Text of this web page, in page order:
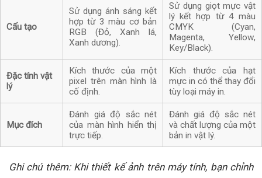
Cấu tạo
Sử dụng ánh sáng kết
hợp từ 3 màu cơ bản
RGB (Đỏ, Xanh lá,
Xanh dương).
Sử dụng giọt mực vật
lý kết hợp từ 4 màu
CMYK (Cyan,
Magenta, Yellow,
Key/Black).
Đặc tính vật
lý
Kích thước của một
pixel trên màn hình là
cố định.
Kích thước của hạt
mực in có thể thay đổi
tùy loại máy in.
Mục đích
Đánh giá độ sắc nét
của màn hình hiển thị
trực tiếp.
Đánh giá độ sắc nét
và chất lượng của một
bản in vật lý.
Ghi chú thêm: Khi thiết kế ảnh trên máy tính, bạn chỉnh